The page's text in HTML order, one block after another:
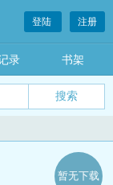
登陆 注册
录 书架
暂无下载